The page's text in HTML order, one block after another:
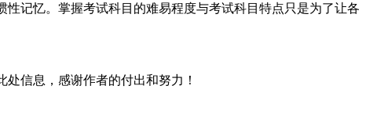
记忆。掌握考试科目的难易程度与考试科目特点只是为了让各
信息，感谢作者的付出和努力！